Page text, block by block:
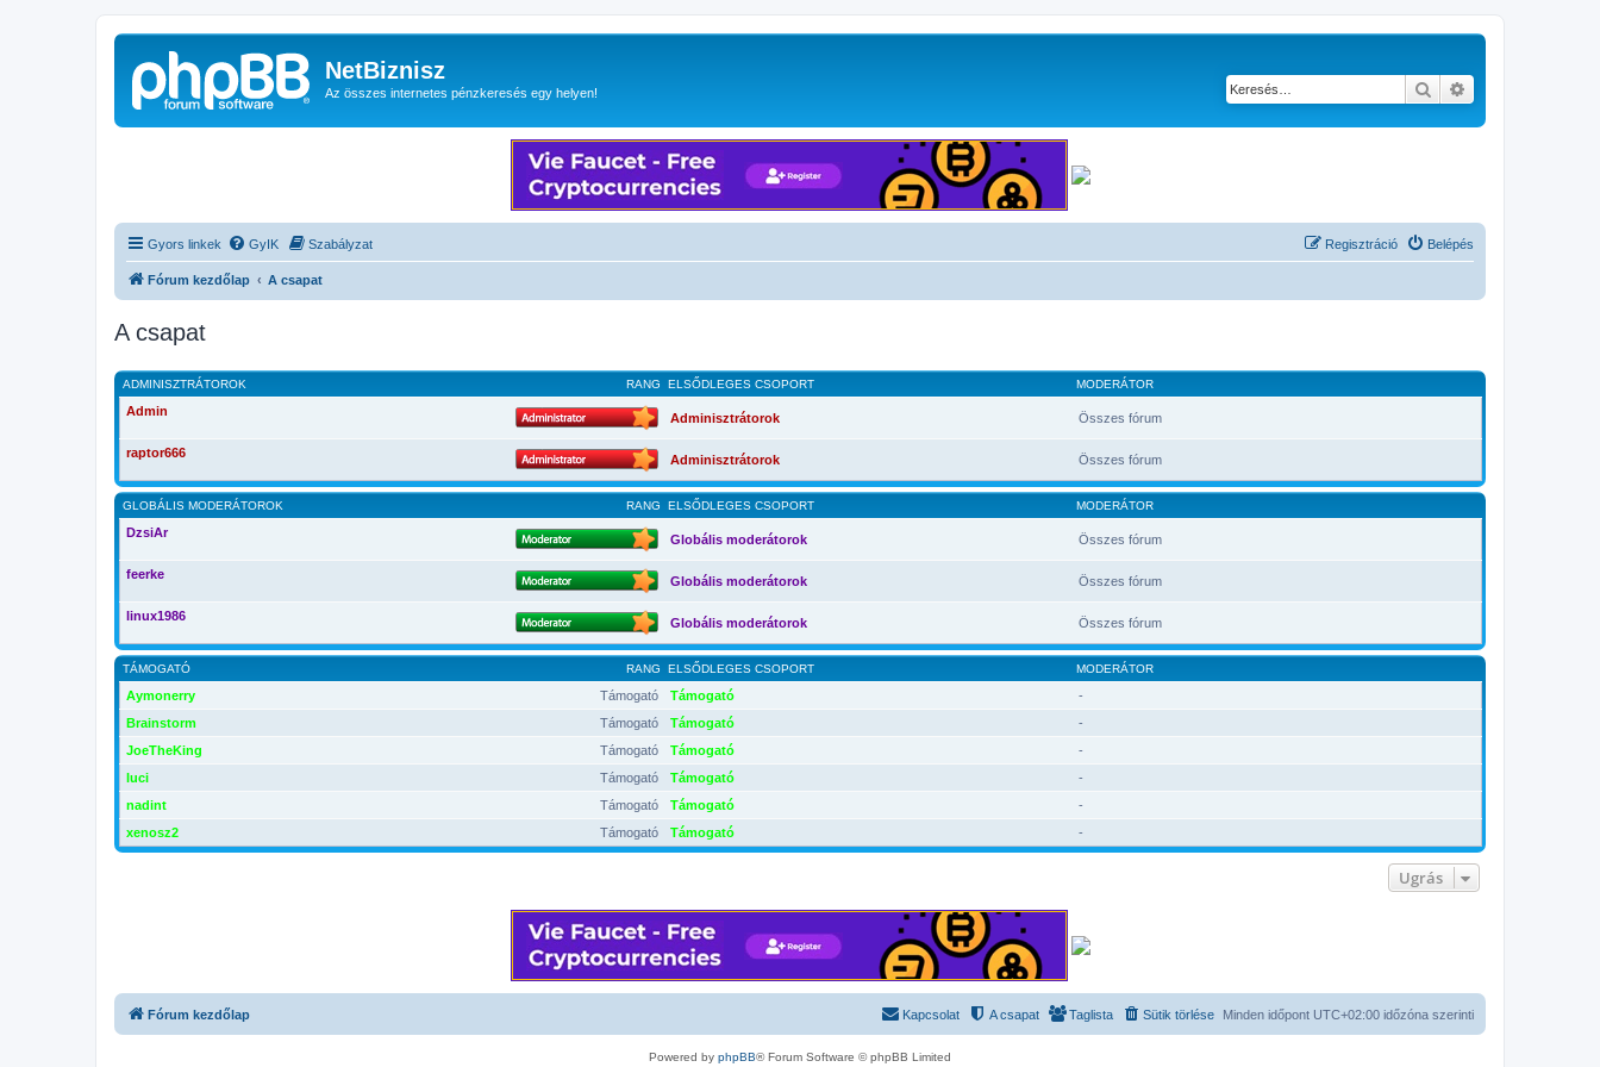
NetBiznisz
Az összes internetes pénzkeresés egy helyen! Keresés
Gyors linkek GyIK Szabályzat Belépés
Regisztráció
Fórum kezdőlap A csapat
A csapat
RANG
ADMINISZTRÁTOROK ELSŐDLEGES CSOPORT MODERÁTOR
Admin Adminisztrátorok Összes fórum
raptor666 Adminisztrátorok Összes fórum
RANG
GLOBÁLIS MODERÁTOROK ELSŐDLEGES CSOPORT MODERÁTOR
DzsiAr Globális moderátorok Összes fórum
feerke Globális moderátorok Összes fórum
linux1986 Globális moderátorok Összes fórum
RANG
TÁMOGATÓ ELSŐDLEGES CSOPORT MODERÁTOR
Támogató
Aymonerry Támogató
-
Támogató
Brainstorm Támogató
-
Támogató
JoeTheKing Támogató
-
Támogató
luci Támogató
-
Támogató
nadint Támogató
-
Támogató
xenosz2 Támogató -
Ugrás
Fórum kezdőlap Minden időpont UTC+02:00 időzóna szerinti
Sütik törlése
Taglista
A csapat
Kapcsolat
Powered by phpBB® Forum Software © phpBB Limited